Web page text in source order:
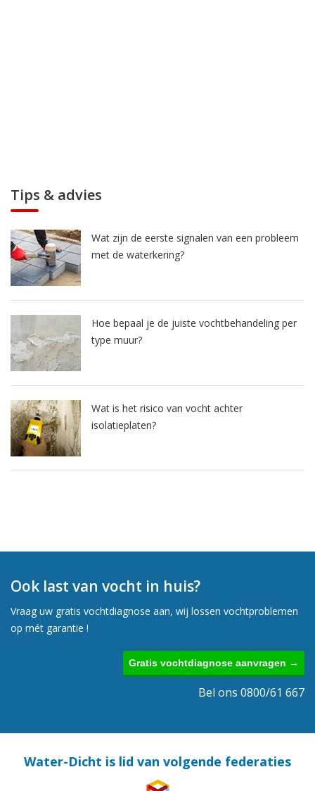
Tips & advies
Wat zijn de eerste signalen van een probleem
met de waterkering?
Hoe bepaal je de juiste vochtbehandeling per
type muur?
Wat is het risico van vocht achter
isolatieplaten?
Ook last van vocht in huis?
Vraag uw gratis vochtdiagnose aan, wij lossen vochtproblemen
op mét garantie !
Gratis vochtdiagnose aanvragen →
Bel ons 0800/61 667
Water-Dicht is lid van volgende federaties